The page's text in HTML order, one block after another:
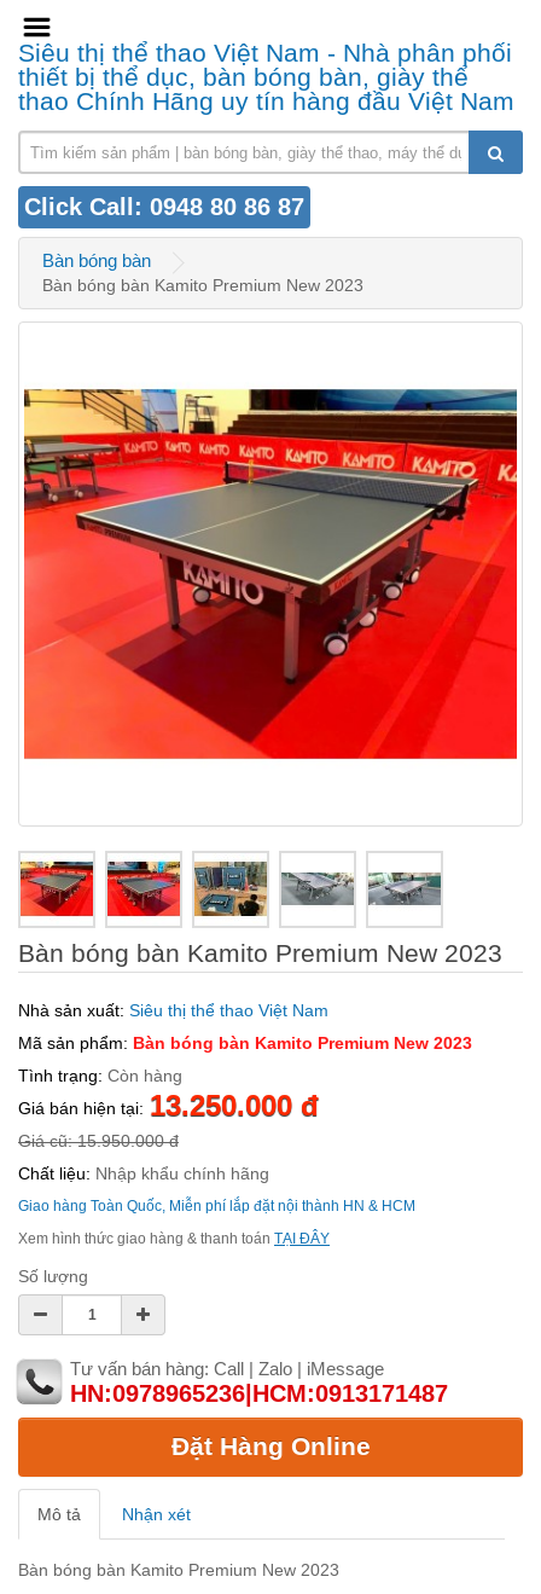
Siêu thị thể thao Việt Nam - Nhà phân phối
thiết bị thể dục, bàn bóng bàn, giày thể
thao Chính Hãng uy tín hàng đầu Việt Nam
Click Call: 0948 80 86 87
Bàn bóng bàn
Bàn bóng bàn Kamito Premium New 2023
Bàn bóng bàn Kamito Premium New 2023
Nhà sản xuất: Siêu thị thể thao Việt Nam
Mã sản phẩm: Bàn bóng bàn Kamito Premium New 2023
Tình trạng: Còn hàng
Giá bán hiện tại: 13.250.000 đ
Giá cũ: 15.950.000 đ
Chất liệu: Nhập khẩu chính hãng
Giao hàng Toàn Quốc, Miễn phí lắp đặt nội thành HN & HCM
Xem hình thức giao hàng & thanh toán TẠI ĐÂY
Số lượng
Tư vấn bán hàng: Call | Zalo | iMessage
HN:0978965236|HCM:0913171487
Đặt Hàng Online
Mô tả Nhận xét
Bàn bóng bàn Kamito Premium New 2023